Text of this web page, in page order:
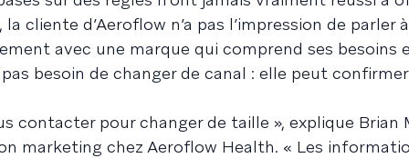
cliente d’Aeroflow n’a pas l’impression de parler
avec une marque qui comprend ses besoins
besoin de changer de canal : elle peut
contacter pour changer de taille », explique Brian
marketing chez Aeroflow Health. « Les